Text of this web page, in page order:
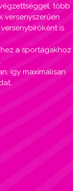
több
versenyszerűen
is
a sportágakhoz
így maximálisan